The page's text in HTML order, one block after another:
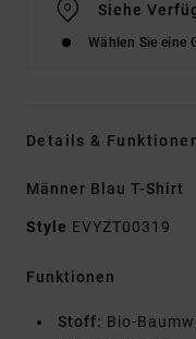
Siehe
Wählen Sie eine
Details &
Männer Blau T-Shirt
Style EVYZT00319
Funktionen
Stoff: Bio-